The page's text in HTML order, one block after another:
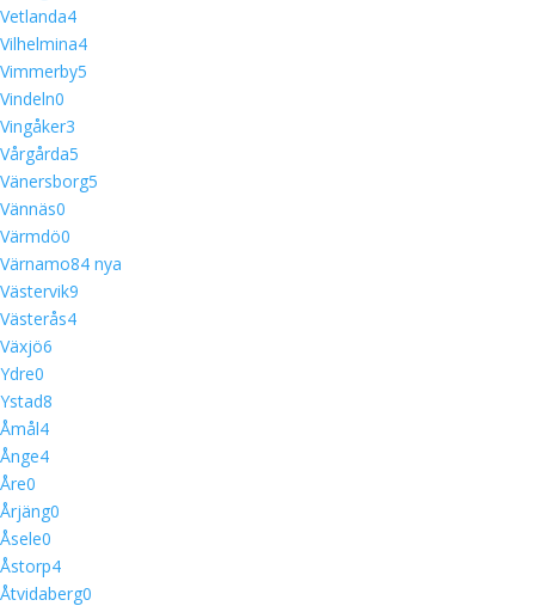
Vetlanda4
Vilhelmina4
Vimmerby5
Vindeln0
Vingåker3
Vårgårda5
Vänersborg5
Vännäs0
Värmdö0
Värnamo84 nya
Västervik9
Västerås4
Växjö6
Ydre0
Ystad8
Åmål4
Ånge4
Åre0
Årjäng0
Åsele0
Åstorp4
Åtvidaberg0